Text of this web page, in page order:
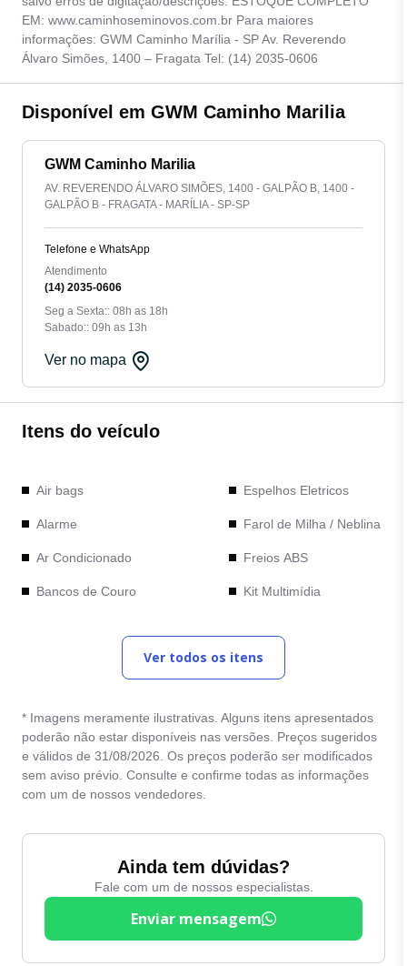
EM: www.caminhoseminovos.com.br Para maiores
informações: GWM Caminho Marília - SP Av. Reverendo
Álvaro Simões, 1400 – Fragata Tel: (14) 2035-0606
Disponível em GWM Caminho Marilia
GWM Caminho Marilia
AV. REVERENDO ÁLVARO SIMÕES, 1400 - GALPÃO B, 1400 -
GALPÃO B - FRAGATA - MARÍLIA - SP-SP
Telefone e WhatsApp
Atendimento
(14) 2035-0606
Seg a Sexta:: 08h as 18h
Sabado:: 09h as 13h
Ver no mapa
Itens do veículo
Air bags
Alarme
Ar Condicionado
Bancos de Couro
Camera de Re
Comandos no Volante
Computador de Bordo
Entrada Auxiliar
Entrada USB
Espelhos Eletricos
Farol de Milha / Neblina
Freios ABS
Kit Multimídia
elétrico
Rodas de Liga Leve
Sensor de
estacionamento
Trava Eletrica
Volante com regulagem
Volante Multifuncional
Ver todos os itens
* Imagens meramente ilustrativas. Alguns itens apresentados
poderão não estar disponíveis nas versões. Preços sugeridos
e válidos de 31/08/2026. Os preços poderão ser modificados
sem aviso prévio. Consulte e confirme todas as informações
com um de nossos vendedores.
Ainda tem dúvidas?
Fale com um de nossos especialistas.
Enviar mensagem